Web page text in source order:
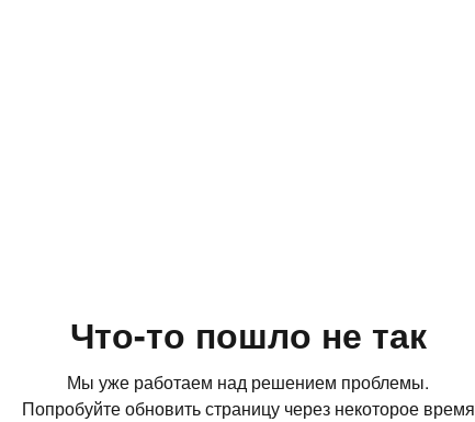
Что-то пошло не так
Мы уже работаем над решением проблемы.
Попробуйте обновить страницу через некоторое время